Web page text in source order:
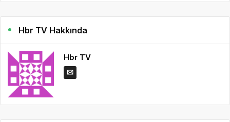
Hbr TV Hakkında
Hbr TV